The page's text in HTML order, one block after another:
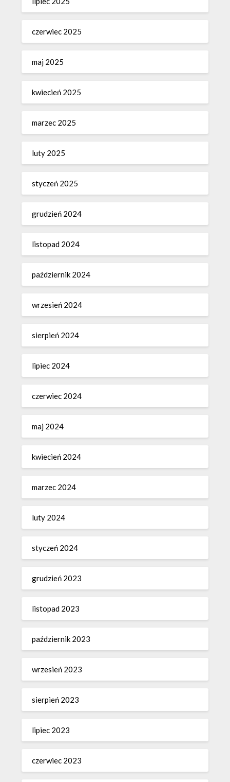
czerwiec 2025
maj 2025
kwiecień 2025
marzec 2025
luty 2025
styczeń 2025
grudzień 2024
listopad 2024
październik 2024
wrzesień 2024
sierpień 2024
lipiec 2024
czerwiec 2024
maj 2024
kwiecień 2024
marzec 2024
luty 2024
styczeń 2024
grudzień 2023
listopad 2023
październik 2023
wrzesień 2023
sierpień 2023
lipiec 2023
czerwiec 2023